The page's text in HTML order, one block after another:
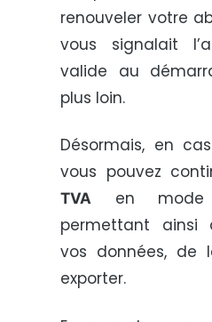
renouveler votre
vous signalait
valide au
plus loin.
Désormais, en
vous pouvez
TVA en mode
permettant ainsi
vos données, de
exporter.